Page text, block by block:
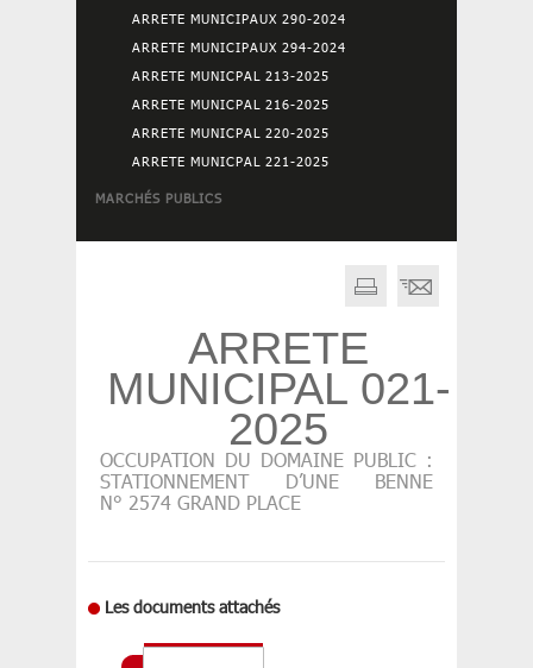
ARRETE MUNICIPAUX 290-2024
ARRETE MUNICIPAUX 294-2024
ARRETE MUNICPAL 213-2025
ARRETE MUNICPAL 216-2025
ARRETE MUNICPAL 220-2025
ARRETE MUNICPAL 221-2025
MARCHÉS PUBLICS
ARRETE
MUNICIPAL 021-
2025
OCCUPATION DU DOMAINE PUBLIC :
STATIONNEMENT D’UNE BENNE
N° 2574 GRAND PLACE
Les documents attachés